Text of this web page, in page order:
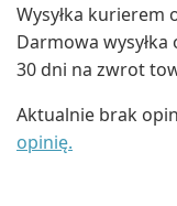
Wysyłka kurierem
Darmowa wysyłka
30 dni na zwrot
Aktualnie brak
opinię.